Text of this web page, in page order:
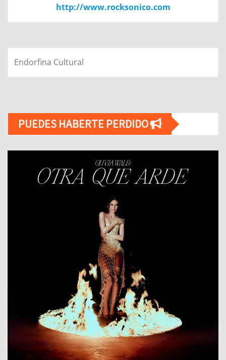
http://www.rocksonico.com
Endorfina Cultural
PUEDES HABERTE PERDIDO